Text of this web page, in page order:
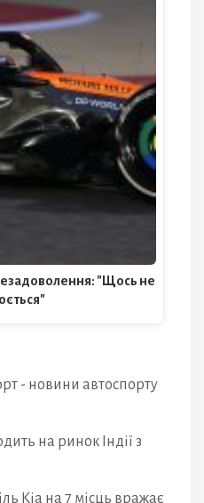
"Щось не
- новини автоспорту
на ринок Індії з
Kia на 7 місць вражає